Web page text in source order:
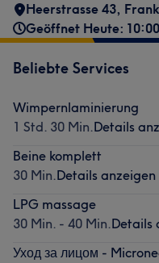
Heerstrasse 43,
Geöffnet Heute:
Beliebte Services
Wimpernlaminierung
1 Std. 30 Min.Details
Beine komplett
30 Min.Details anzeigen
LPG massage
30 Min. - 40 Min.Details
Уход за лицом -